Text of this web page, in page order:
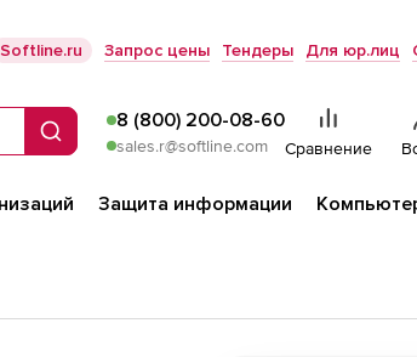
Softline.ru Запрос цены Тендеры Для юр.лиц
Поиск
8 (800) 200-08-60
sales.r@softline.com Сравнение
Защита информации